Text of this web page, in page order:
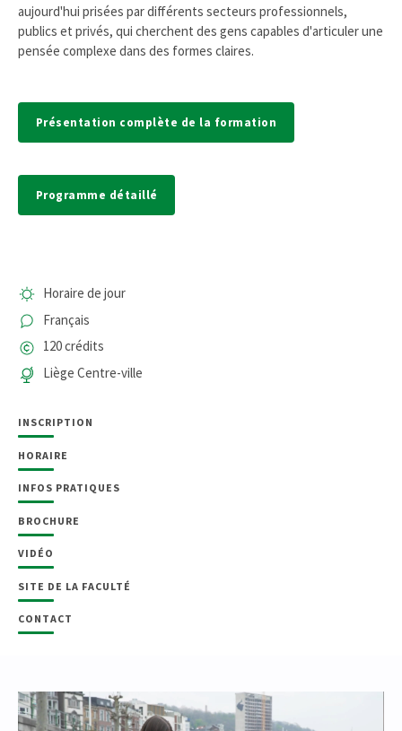
aujourd'hui prisées par différents secteurs professionnels,
publics et privés, qui cherchent des gens capables d'articuler une
pensée complexe dans des formes claires.
Présentation complète de la formation
Programme détaillé
Horaire de jour
Français
120 crédits
Liège Centre-ville
INSCRIPTION
HORAIRE
INFOS PRATIQUES
BROCHURE
VIDÉO
SITE DE LA FACULTÉ
CONTACT